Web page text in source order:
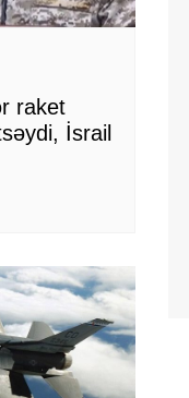
raket
İsrail